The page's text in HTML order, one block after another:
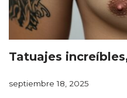
Tatuajes
septiembre 18, 2025